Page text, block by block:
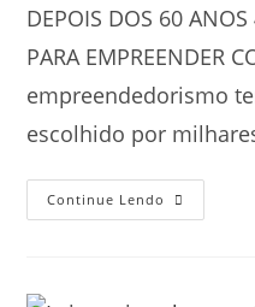
DEPOIS DOS 60
PARA EMPREENDER
empreendedorismo
escolhido por
Continue Lendo